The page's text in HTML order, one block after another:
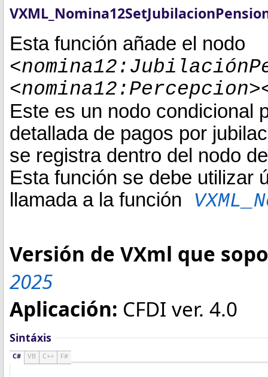
Esta función añade el nodo
Este es un nodo condicional
detallada de pagos por
se registra dentro del nodo
Esta función se debe utilizar
llamada a la función
Versión de VXml que
2025
Aplicación: CFDI ver. 4.0
Sintáxis
C# VB C++ F#